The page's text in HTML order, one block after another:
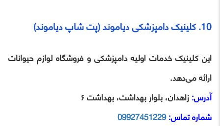
10. کلینیک دامپزشکی دیاموند (پت‌ شاپ دیاموند)
این کلینیک خدمات اولیه دامپزشکی و فروشگاه لوازم حیوانات
ارائه می‌دهد.
آدرس:زاهدان، بلوار بهداشت، بهداشت ۶
شماره تماس:09927451229